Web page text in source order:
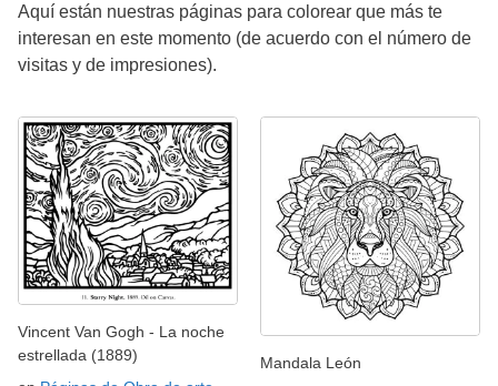
Aquí están nuestras páginas para colorear que más te
interesan en este momento (de acuerdo con el número de
visitas y de impresiones).
Vincent Van Gogh - La noche
estrellada (1889)
Mandala León